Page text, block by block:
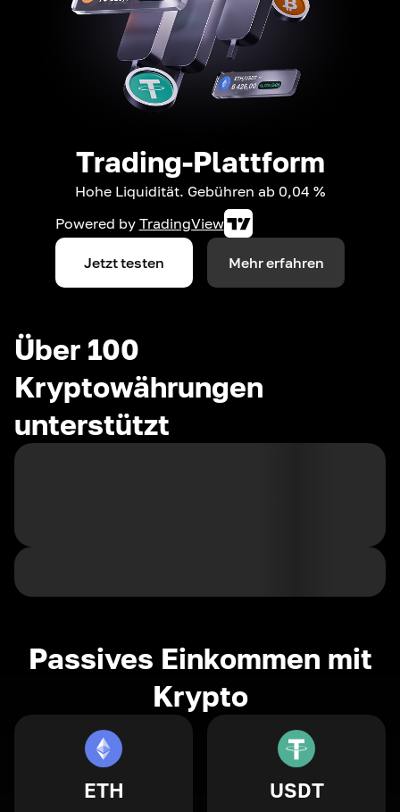
Trading-Plattform
Hohe Liquidität. Gebühren ab 0,04 %
Powered by TradingView
Jetzt testen Mehr erfahren
Über 100
Kryptowährungen
unterstützt
Passives Einkommen mit
Krypto
ETH USDT